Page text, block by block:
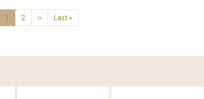
Jelenlegi
oldal
1 Page
2
Következő
oldal
››
Utolsó
oldal
Last »